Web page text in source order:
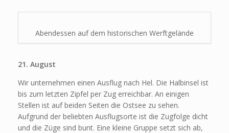
Abendessen auf dem historischen Werftgelände
21. August
Wir unternehmen einen Ausflug nach Hel. Die Halbinsel ist
bis zum letzten Zipfel per Zug erreichbar. An einigen
Stellen ist auf beiden Seiten die Ostsee zu sehen.
Aufgrund der beliebten Ausflugsorte ist die Zugfolge dicht
und die Züge sind bunt. Eine kleine Gruppe setzt sich ab,